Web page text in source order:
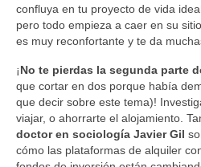
confluya en tu proyecto de vida
pero todo empieza a caer en su
es muy reconfortante y te da
¡No te pierdas la segunda parte
que cortar en dos porque había
que decir sobre este tema)!
viajar, o ahorrarte el alojamiento.
doctor en sociología Javier Gil
cómo las plataformas de alquiler